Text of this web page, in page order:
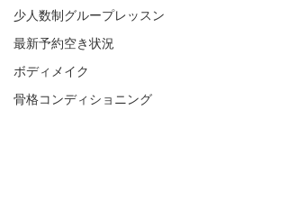
少人数制グループレッスン
最新予約空き状況
ボディメイク
骨格コンディショニング